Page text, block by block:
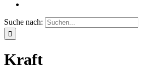
Suche nach:
Kraft